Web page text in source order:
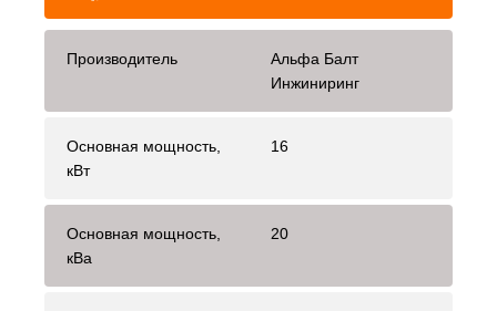
Производитель
Альфа Балт
Инжиниринг
Основная мощность,
кВт
16
Основная мощность,
кВа
20